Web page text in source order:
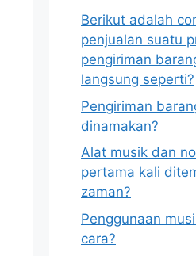
Berikut adalah
penjualan suatu
pengiriman
langsung seperti?
Pengiriman
dinamakan?
Alat musik dan
pertama kali
zaman?
Penggunaan
cara?